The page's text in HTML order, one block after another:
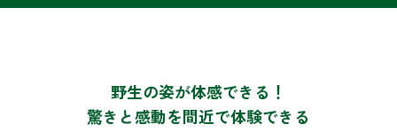
野生の姿が体感できる！
驚きと感動を間近で体験できる